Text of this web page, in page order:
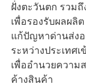
ฝั่งตะวันตก รวมถึ
เพื่อรองรับผลผลิ
แก้ปัญหาด่านส่ง
ระหว่างประเทศ
เพื่ออำนวยควา
ค้างสินค้า